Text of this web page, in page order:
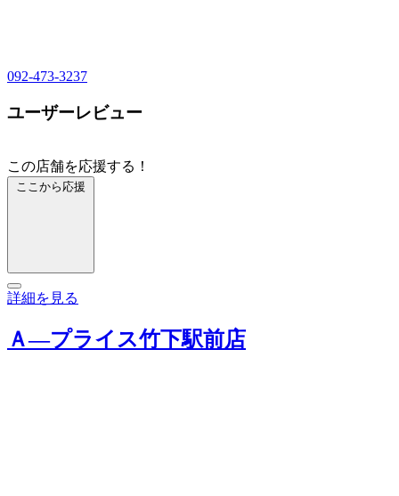
092-473-3237
ユーザーレビュー
この店舗を応援する！
ここから応援
詳細を見る
Ａ―プライス竹下駅前店